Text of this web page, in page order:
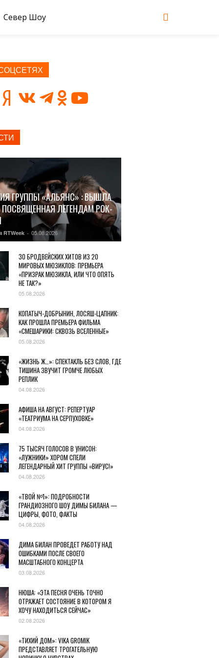
Север Шоу
ГРУППЫ «АЛЬЯНС» : ВЫШЛА
ПОСВЯЩЕННАЯ ЛЕГЕНДАМ РОК-
RTWeek - 05.08.2026
30 БРОДВЕЙСКИХ ХИТОВ ИЗ 20
МИРОВЫХ МЮЗИКЛОВ: ПРЕМЬЕРА
«ПРИЗРАК МЮЗИКЛА, ИЛИ ЧТО ОПЯТЬ
НЕ ТАК?»
05.08.2026
КОПАТЫЧ-ДОБРЫНИН, ЛОСЯШ-ЦАПНИК:
КАК ПРОШЛА ПРЕМЬЕРА ФИЛЬМА
«СМЕШАРИКИ: СКВОЗЬ ВСЕЛЕННЫЕ»
05.08.2026
«ЖИЗНЬ Ж…»: СПЕКТАКЛЬ БЕЗ СЛОВ, ГДЕ
ТИШИНА ЗВУЧИТ ГРОМЧЕ ЛЮБЫХ
РЕПЛИК
04.08.2026
АФИША НА АВГУСТ: РЕПЕРТУАР
«ТЕАТРИУМА НА СЕРПУХОВКЕ»
04.08.2026
75 ТЫСЯЧ ГОЛОСОВ В УНИСОН:
«ЛУЖНИКИ» ХОРОМ СПЕЛИ
ЛЕГЕНДАРНЫЙ ХИТ ГРУППЫ «ВИРУС!»
04.08.2026
«ТВОЙ №1»: ПОДРОБНОСТИ
ГРАНДИОЗНОГО ШОУ ДИМЫ БИЛАНА —
ЦИФРЫ, ФОТО, ФАКТЫ
04.08.2026
ДИМА БИЛАН ПРОВЕДЕТ РАБОТУ НАД
ОШИБКАМИ ПОСЛЕ СВОЕГО
МАСШТАБНОГО КОНЦЕРТА
03.08.2026
НЮША: «ЭТА ПЕСНЯ ОЧЕНЬ ТОЧНО
ОТРАЖАЕТ СОСТОЯНИЕ В КОТОРОМ Я
ХОЧУ НАХОДИТЬСЯ СЕЙЧАС»
02.08.2026
«ТИХИЙ ДОМ»: VIKA GROMIK
ПРЕДСТАВЛЯЕТ ТРОГАТЕЛЬНУЮ